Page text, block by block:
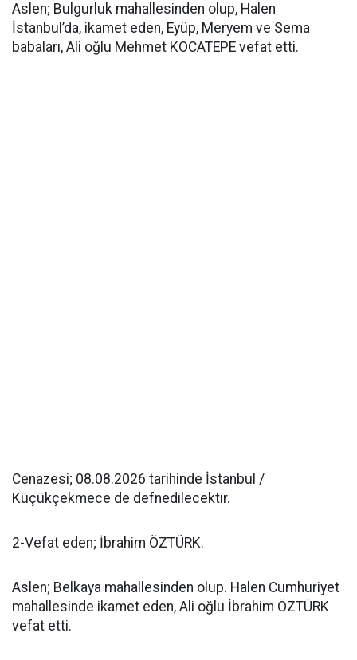
Aslen; Bulgurluk mahallesinden olup, Halen
İstanbul’da, ikamet eden, Eyüp, Meryem ve Sema
babaları, Ali oğlu Mehmet KOCATEPE vefat etti.
Cenazesi; 08.08.2026 tarihinde İstanbul /
Küçükçekmece de defnedilecektir.
2-Vefat eden; İbrahim ÖZTÜRK.
Aslen; Belkaya mahallesinden olup. Halen Cumhuriyet
mahallesinde ikamet eden, Ali oğlu İbrahim ÖZTÜRK
vefat etti.